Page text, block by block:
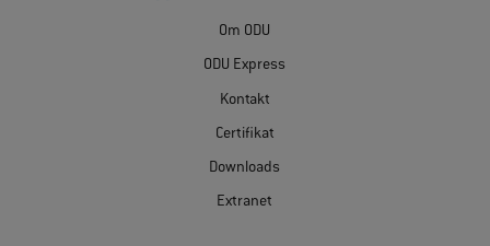
Om ODU
ODU Express
Kontakt
Certifikat
Downloads
Extranet